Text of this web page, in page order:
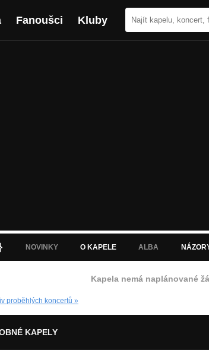
Fanoušci Kluby
NOVINKY O KAPELE ALBA
Kapela nemá naplánované
proběhlých koncertů »
KAPELY